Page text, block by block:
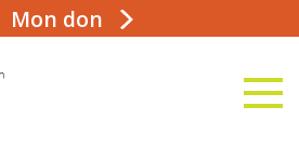
Mon don
359 90 50